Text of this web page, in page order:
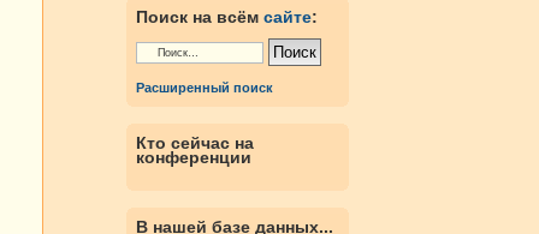
Поиск на всём сайте:
Расширенный поиск
Кто сейчас на
конференции
В нашей базе данных...